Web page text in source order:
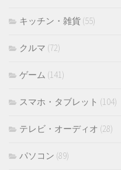
キッチン・雑貨 (55)
クルマ (72)
ゲーム (141)
スマホ・タブレット (104)
テレビ・オーディオ (28)
パソコン (89)